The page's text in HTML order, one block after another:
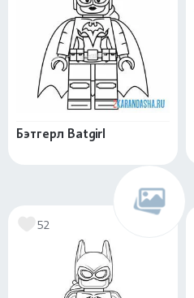
Бэтгерл Batgirl
52